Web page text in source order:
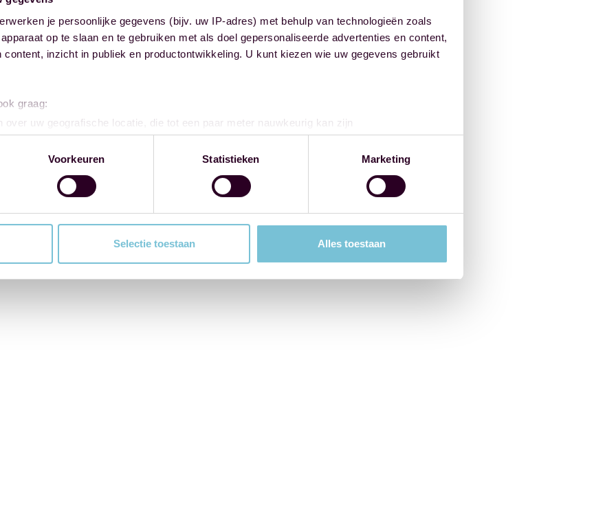
je persoonlijke gegevens (bijv. uw IP-adres) met behulp van technologieën zoals
op te slaan en te gebruiken met als doel gepersonaliseerde advertenties en content,
content, inzicht in publiek en productontwikkeling. U kunt kiezen wie uw gegevens gebruikt
graag:
over uw geografische locatie, die tot een paar meter nauwkeurig kan zijn
door het actief te scannen op specifieke eigenschappen (fingerprinting)
gegevens worden verwerkt en stel uw voorkeuren in het
detailgedeeltein. U kunt uw
of intrekken in de Cookieverklaring.
Ook delen we informatie over uw gebruik van onze site met onze partners voor social
Deze partners kunnen deze gegevens combineren met andere informatie die u aan ze heeft
Voorkeuren Statistieken Marketing
Selectie toestaan Alles toestaan